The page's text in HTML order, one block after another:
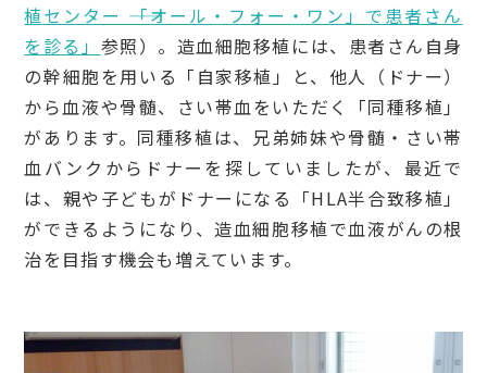
植センター ――「オール・フォー・ワン」で患者さん
を診る」 参照）。造血細胞移植には、患者さん自身
の幹細胞を用いる「自家移植」と、他人（ドナー）
から血液や骨髄、さい帯血をいただく「同種移植」
があります。同種移植は、兄弟姉妹や骨髄・さい帯
血バンクからドナーを探していましたが、最近で
は、親や子どもがドナーになる「HLA半合致移植」
ができるようになり、造血細胞移植で血液がんの根
治を目指す機会も増えています。